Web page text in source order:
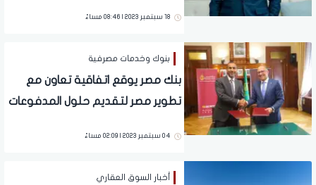
18 سبتمبر 2023 | 08:46 مساءً
بنوك وخدمات مصرفية
بنك مصر يوقع اتفاقية تعاون مع
تطوير مصر لتقديم حلول المدفوعات
04 سبتمبر 2023 | 02:09 مساءً
أخبار السوق العقاري